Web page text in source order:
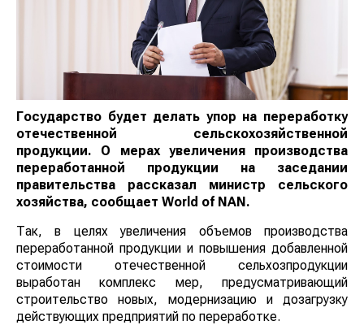
Государство будет делать упор на переработку
отечественной сельскохозяйственной
продукции. О мерах увеличения производства
переработанной продукции на заседании
правительства рассказал министр сельского
хозяйства, сообщает World of NAN.
Так, в целях увеличения объемов производства
переработанной продукции и повышения добавленной
стоимости отечественной сельхозпродукции
выработан комплекс мер, предусматривающий
строительство новых, модернизацию и дозагрузку
действующих предприятий по переработке.